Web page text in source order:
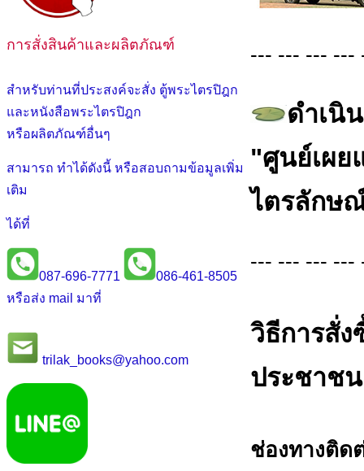
การสั่งสินค้าและผลิตภัณฑ์
สำหรับท่านที่ประสงค์จะสั่ง ตู้พระไตรปิฎก
และหนังสือพระไตรปิฎก
หรือผลิตภัณฑ์อื่นๆ
สามารถ ทำได้ดังนี้ หรือสอบถามข้อมูลเพิ่ม
เติม
ได้ที่
087-696-7771
086-461-8505
หรือส่ง mail มาที่
trilak_books@yahoo.com
--- --- --- ---
ดำเนิ
"ศูนย์เผย
ไตรลักษ
--- --- --- ---
วิธีการสั่
ประชาช
ช่องทางติด